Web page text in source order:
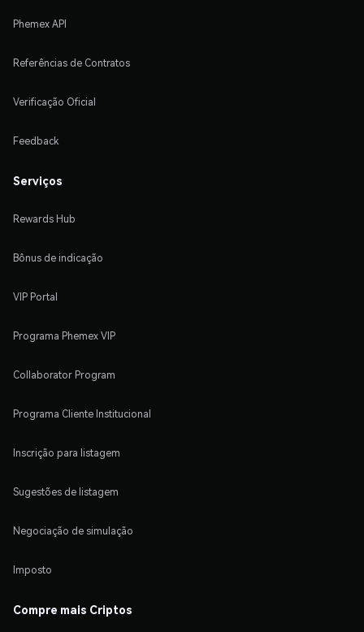
Phemex API
Referências de Contratos
Verificação Oficial
Feedback
Serviços
Rewards Hub
Bônus de indicação
VIP Portal
Programa Phemex VIP
Collaborator Program
Programa Cliente Institucional
Inscrição para listagem
Sugestões de listagem
Negociação de simulação
Imposto
Compre mais Criptos